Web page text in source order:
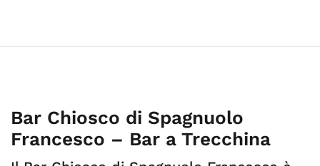
Bar Chiosco di Spagnuolo
Francesco – Bar a Trecchina